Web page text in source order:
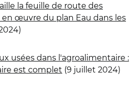
la feuille de route des
œuvre du plan Eau dans les
usées dans l'agroalimentaire :
est complet (9 juillet 2024)